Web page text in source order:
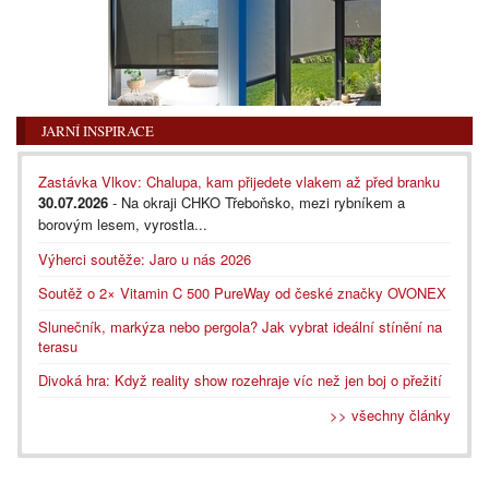
JARNÍ INSPIRACE
Zastávka Vlkov: Chalupa, kam přijedete vlakem až před branku
30.07.2026 - Na okraji CHKO Třeboňsko, mezi rybníkem a
borovým lesem, vyrostla...
Výherci soutěže: Jaro u nás 2026
Soutěž o 2× Vitamin C 500 PureWay od české značky OVONEX
Slunečník, markýza nebo pergola? Jak vybrat ideální stínění na
terasu
Divoká hra: Když reality show rozehraje víc než jen boj o přežití
>> všechny články